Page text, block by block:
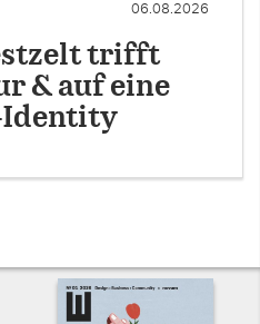
06.08.2026
trifft
& auf eine
Identity